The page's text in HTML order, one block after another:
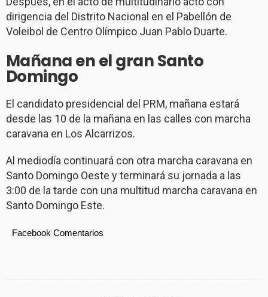
dirigencia del Distrito Nacional en el Pabellón de
Voleibol de Centro Olímpico Juan Pablo Duarte.
Mañana en el gran Santo
Domingo
El candidato presidencial del PRM, mañana estará
desde las 10 de la mañana en las calles con marcha
caravana en Los Alcarrizos.
Al mediodía continuará con otra marcha caravana en
Santo Domingo Oeste y terminará su jornada a las
3:00 de la tarde con una multitud marcha caravana en
Santo Domingo Este.
Facebook Comentarios